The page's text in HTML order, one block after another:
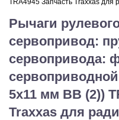
Запчасти и аксессуары
Игрушки
Самолеты
Квадрокоптеры
Рычаги
сервопривод:
сервопривода:
5x11 мм BB (2))
Traxxas для